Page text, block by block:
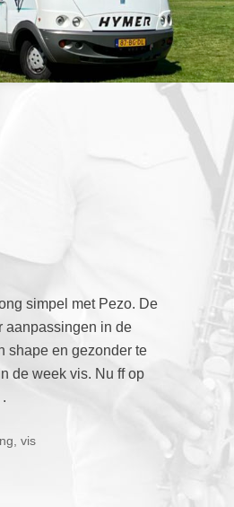
simpel met Pezo. De
aanpassingen in de
shape en gezonder te
de week vis. Nu ff op
,vis